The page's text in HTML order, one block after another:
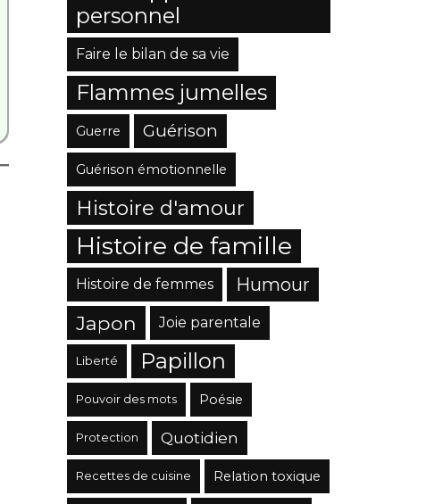
personnel
Faire le bilan de sa vie
Flammes jumelles
Guerre Guérison
Guérison émotionnelle
Histoire d'amour
Histoire de famille
Histoire de femmes Humour
Japon Joie parentale
Liberté Papillon
Pouvoir des mots Poésie
Protection Quotidien
Recettes de cuisine Relation toxique